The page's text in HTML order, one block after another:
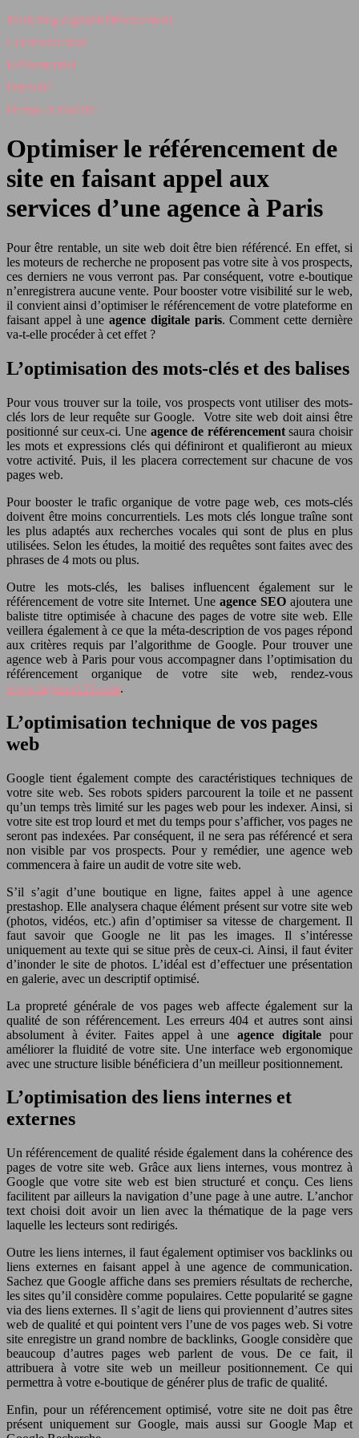
Marketing digital/Référencement
Communication
Evènementiel
Publicité
Prestas et matériel
Optimiser le référencement de
site en faisant appel aux
services d’une agence à Paris
Pour être rentable, un site web doit être bien référencé. En effet, si
les moteurs de recherche ne proposent pas votre site à vos prospects,
ces derniers ne vous verront pas. Par conséquent, votre e-boutique
n’enregistrera aucune vente. Pour booster votre visibilité sur le web,
il convient ainsi d’optimiser le référencement de votre plateforme en
faisant appel à uneagence digitale paris. Comment cette dernière
va-t-elle procéder à cet effet ?
L’optimisation des mots-clés et des balises
Pour vous trouver sur la toile, vos prospects vont utiliser des mots-
clés lors de leur requête sur Google. Votre site web doit ainsi être
positionné sur ceux-ci. Une agence de référencementsaura choisir
les mots et expressions clés qui définiront et qualifieront au mieux
votre activité. Puis, il les placera correctement sur chacune de vos
pages web.
Pour booster le trafic organique de votre page web, ces mots-clés
doivent être moins concurrentiels. Les mots clés longue traîne sont
les plus adaptés aux recherches vocales qui sont de plus en plus
utilisées. Selon les études, la moitié des requêtes sont faites avec des
phrases de 4 mots ou plus.
Outre les mots-clés, les balises influencent également sur le
référencement de votre site Internet. Une agence SEO ajoutera une
baliste titre optimisée à chacune des pages de votre site web. Elle
veillera également à ce que la méta-description de vos pages répond
aux critères requis par l’algorithme de Google. Pour trouver une
agence web à Paris pour vous accompagner dans l’optimisation du
référencement organique de votre site web, rendez-vous
www.lagence123.com.
L’optimisation technique de vos pages
web
Google tient également compte des caractéristiques techniques de
votre site web. Ses robots spiders parcourent la toile et ne passent
qu’un temps très limité sur les pages web pour les indexer. Ainsi, si
votre site est trop lourd et met du temps pour s’afficher, vos pages ne
seront pas indexées. Par conséquent, il ne sera pas référencé et sera
non visible par vos prospects. Pour y remédier, une agence web
commencera à faire un audit de votre site web.
S’il s’agit d’une boutique en ligne, faites appel à une agence
prestashop. Elle analysera chaque élément présent sur votre site web
(photos, vidéos, etc.) afin d’optimiser sa vitesse de chargement. Il
faut savoir que Google ne lit pas les images. Il s’intéresse
uniquement au texte qui se situe près de ceux-ci. Ainsi, il faut éviter
d’inonder le site de photos. L’idéal est d’effectuer une présentation
en galerie, avec un descriptif optimisé.
La propreté générale de vos pages web affecte également sur la
qualité de son référencement. Les erreurs 404 et autres sont ainsi
absolument à éviter. Faites appel à une agence digitale pour
améliorer la fluidité de votre site. Une interface web ergonomique
avec une structure lisible bénéficiera d’un meilleur positionnement.
L’optimisation des liens internes et
externes
Un référencement de qualité réside également dans la cohérence des
pages de votre site web. Grâce aux liens internes, vous montrez à
Google que votre site web est bien structuré et conçu. Ces liens
facilitent par ailleurs la navigation d’une page à une autre. L’anchor
text choisi doit avoir un lien avec la thématique de la page vers
laquelle les lecteurs sont redirigés.
Outre les liens internes, il faut également optimiser vos backlinks ou
liens externes en faisant appel à une agence de communication.
Sachez que Google affiche dans ses premiers résultats de recherche,
les sites qu’il considère comme populaires. Cette popularité se gagne
via des liens externes. Il s’agit de liens qui proviennent d’autres sites
web de qualité et qui pointent vers l’une de vos pages web. Si votre
site enregistre un grand nombre de backlinks, Google considère que
beaucoup d’autres pages web parlent de vous. De ce fait, il
attribuera à votre site web un meilleur positionnement. Ce qui
permettra à votre e-boutique de générer plus de trafic de qualité.
Enfin, pour un référencement optimisé, votre site ne doit pas être
présent uniquement sur Google, mais aussi sur Google Map et